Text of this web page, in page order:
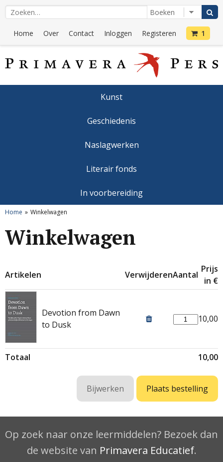
Home Over Contact Inloggen Registeren 1
Kunst
Geschiedenis
Naslagwerken
Literair fonds
In voorbereiding
Home Winkelwagen
Winkelwagen
Artikelen VerwijderenAantal
Prijs
in €
Devotion from Dawn
to Dusk
10,00
Totaal 10,00
Op zoek naar onze leermiddelen? Bezoek dan
de website van Primavera Educatief.